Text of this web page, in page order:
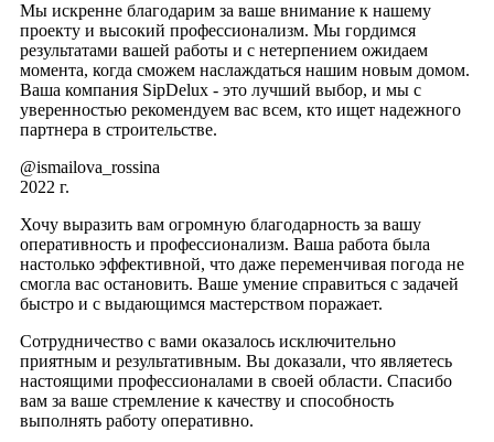
Мы искренне благодарим за ваше внимание к нашему
проекту и высокий профессионализм. Мы гордимся
результатами вашей работы и с нетерпением ожидаем
момента, когда сможем наслаждаться нашим новым домом.
Ваша компания SipDelux - это лучший выбор, и мы с
уверенностью рекомендуем вас всем, кто ищет надежного
партнера в строительстве.
@ismailova_rossina
2022 г.
Хочу выразить вам огромную благодарность за вашу
оперативность и профессионализм. Ваша работа была
настолько эффективной, что даже переменчивая погода не
смогла вас остановить. Ваше умение справиться с задачей
быстро и с выдающимся мастерством поражает.
Сотрудничество с вами оказалось исключительно
приятным и результативным. Вы доказали, что являетесь
настоящими профессионалами в своей области. Спасибо
вам за ваше стремление к качеству и способность
выполнять работу оперативно.